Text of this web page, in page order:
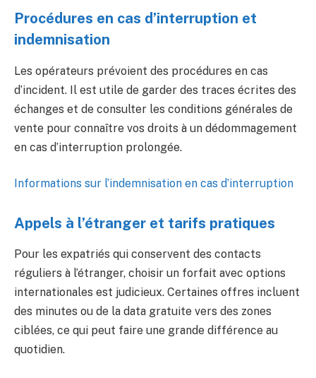
Procédures en cas d’interruption et
indemnisation
Les opérateurs prévoient des procédures en cas
d’incident. Il est utile de garder des traces écrites des
échanges et de consulter les conditions générales de
vente pour connaître vos droits à un dédommagement
en cas d’interruption prolongée.
Informations sur l’indemnisation en cas d’interruption
Appels à l’étranger et tarifs pratiques
Pour les expatriés qui conservent des contacts
réguliers à l’étranger, choisir un forfait avec options
internationales est judicieux. Certaines offres incluent
des minutes ou de la data gratuite vers des zones
ciblées, ce qui peut faire une grande différence au
quotidien.